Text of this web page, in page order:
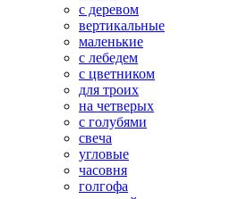
с деревом
вертикальные
маленькие
с лебедем
с цветником
для троих
на четверых
с голубями
свеча
угловые
часовня
голгофа